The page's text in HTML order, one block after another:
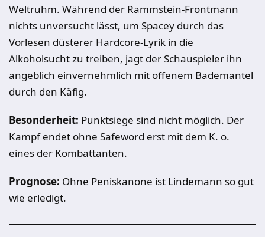
Weltruhm. Während der Rammstein-Frontmann
nichts unversucht lässt, um Spacey durch das
Vorlesen düsterer Hardcore-Lyrik in die
Alkoholsucht zu treiben, jagt der Schauspieler ihn
angeblich einvernehmlich mit offenem Bademantel
durch den Käfig.
Besonderheit: Punktsiege sind nicht möglich. Der
Kampf endet ohne Safeword erst mit dem K. o.
eines der Kombattanten.
Prognose: Ohne Peniskanone ist Lindemann so gut
wie erledigt.